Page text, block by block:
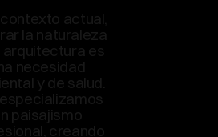
contexto actual,
la naturaleza
arquitectura es
necesidad
y de salud.
paisajismo
creando